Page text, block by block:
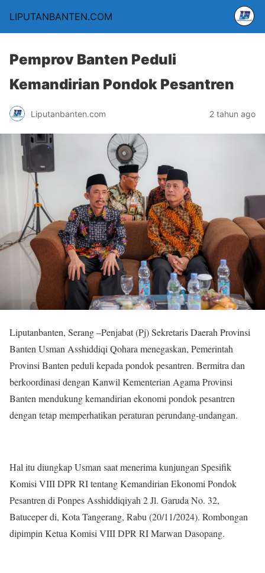
LIPUTANBANTEN.COM
Pemprov Banten Peduli
Kemandirian Pondok Pesantren
Liputanbanten.com 2 tahun ago
Liputanbanten, Serang –Penjabat (Pj) Sekretaris Daerah Provinsi
Banten Usman Asshiddiqi Qohara menegaskan, Pemerintah
Provinsi Banten peduli kepada pondok pesantren. Bermitra dan
berkoordinasi dengan Kanwil Kementerian Agama Provinsi
Banten mendukung kemandirian ekonomi pondok pesantren
dengan tetap memperhatikan peraturan perundang-undangan.
Hal itu diungkap Usman saat menerima kunjungan Spesifik
Komisi VIII DPR RI tentang Kemandirian Ekonomi Pondok
Pesantren di Ponpes Asshiddiqiyah 2 Jl. Garuda No. 32,
Batuceper di, Kota Tangerang, Rabu (20/11/2024). Rombongan
dipimpin Ketua Komisi VIII DPR RI Marwan Dasopang.